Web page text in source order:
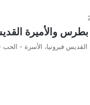
والأميرة
فبرونيا، الأسرة -